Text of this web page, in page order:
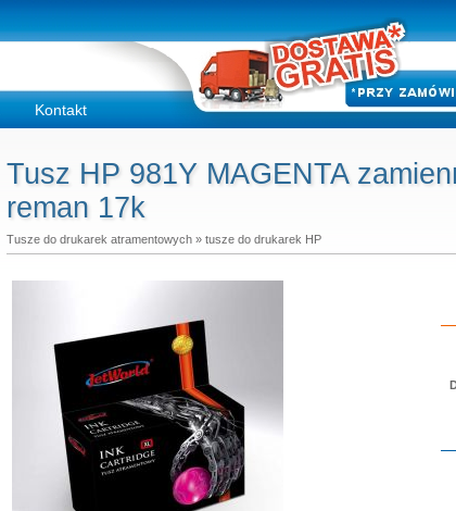
Kontakt
Tusz HP 981Y MAGENTA
reman 17k
Tusze do drukarek atramentowych » tusze do drukarek HP